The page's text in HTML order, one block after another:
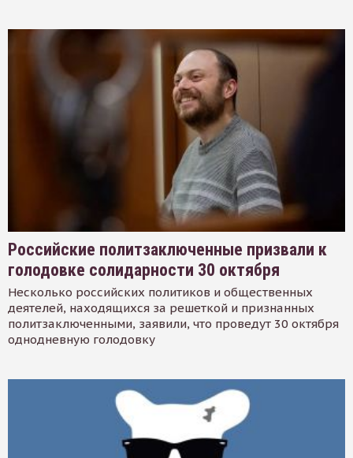
Российские политзаключенные призвали к
голодовке солидарности 30 октября
Несколько российских политиков и общественных
деятелей, находящихся за решеткой и признанных
политзаключенными, заявили, что проведут 30 октября
однодневную голодовку